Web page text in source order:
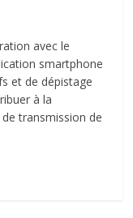
avec le
smartphone
et de dépistage
à la
transmission de